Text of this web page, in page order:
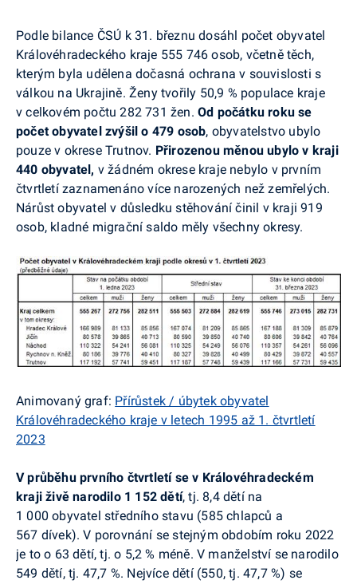
Podle bilance ČSÚ k 31. březnu dosáhl počet obyvatel
Královéhradeckého kraje 555 746 osob, včetně těch,
kterým byla udělena dočasná ochrana v souvislosti s
válkou na Ukrajině. Ženy tvořily 50,9 % populace kraje
v celkovém počtu 282 731 žen. Od počátku roku se
počet obyvatel zvýšil o 479 osob, obyvatelstvo ubylo
pouze v okrese Trutnov. Přirozenou měnou ubylo v kraji
440 obyvatel, v žádném okrese kraje nebylo v prvním
čtvrtletí zaznamenáno více narozených než zemřelých.
Nárůst obyvatel v důsledku stěhování činil v kraji 919
osob, kladné migrační saldo měly všechny okresy.
Animovaný graf: Přírůstek / úbytek obyvatel
Královéhradeckého kraje v letech 1995 až 1. čtvrtletí
2023
V průběhu prvního čtvrtletí se v Královéhradeckém
kraji živě narodilo 1 152 dětí, tj. 8,4 dětí na
1 000 obyvatel středního stavu (585 chlapců a
567 dívek). V porovnání se stejným obdobím roku 2022
je to o 63 dětí, tj. o 5,2 % méně. V manželství se narodilo
549 dětí, tj. 47,7 %. Nejvíce dětí (550, tj. 47,7 %) se